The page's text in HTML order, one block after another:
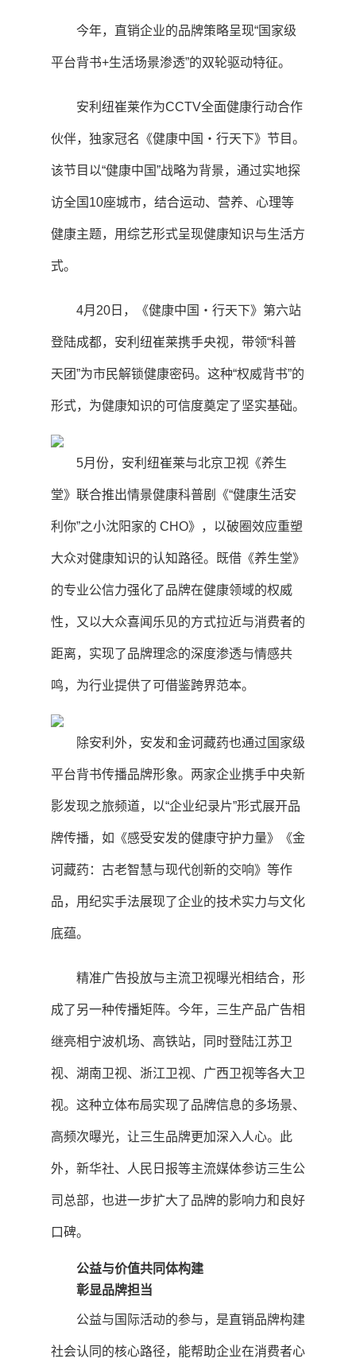
今年，直销企业的品牌策略呈现“国家级
平台背书+生活场景渗透”的双轮驱动特征。
安利纽崔莱作为CCTV全面健康行动合作
伙伴，独家冠名《健康中国・行天下》节目。
该节目以“健康中国”战略为背景，通过实地探
访全国10座城市，结合运动、营养、心理等
健康主题，用综艺形式呈现健康知识与生活方
式。
4月20日，《健康中国・行天下》第六站
登陆成都，安利纽崔莱携手央视，带领“科普
天团”为市民解锁健康密码。这种“权威背书”的
形式，为健康知识的可信度奠定了坚实基础。
5月份，安利纽崔莱与北京卫视《养生
堂》联合推出情景健康科普剧《“健康生活安
利你”之小沈阳家的 CHO》，以破圈效应重塑
大众对健康知识的认知路径。既借《养生堂》
的专业公信力强化了品牌在健康领域的权威
性，又以大众喜闻乐见的方式拉近与消费者的
距离，实现了品牌理念的深度渗透与情感共
鸣，为行业提供了可借鉴跨界范本。
除安利外，安发和金诃藏药也通过国家级
平台背书传播品牌形象。两家企业携手中央新
影发现之旅频道，以“企业纪录片”形式展开品
牌传播，如《感受安发的健康守护力量》《金
诃藏药：古老智慧与现代创新的交响》等作
品，用纪实手法展现了企业的技术实力与文化
底蕴。
精准广告投放与主流卫视曝光相结合，形
成了另一种传播矩阵。今年，三生产品广告相
继亮相宁波机场、高铁站，同时登陆江苏卫
视、湖南卫视、浙江卫视、广西卫视等各大卫
视。这种立体布局实现了品牌信息的多场景、
高频次曝光，让三生品牌更加深入人心。此
外，新华社、人民日报等主流媒体参访三生公
司总部，也进一步扩大了品牌的影响力和良好
口碑。
公益与价值共同体构建
彰显品牌担当
公益与国际活动的参与，是直销品牌构建
社会认同的核心路径，能帮助企业在消费者心